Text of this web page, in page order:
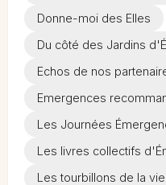
Donne-moi des Elles
Du côté des Jardins
Echos de nos
Emergences
Les Journées
Les livres collectifs
Les tourbillons de la